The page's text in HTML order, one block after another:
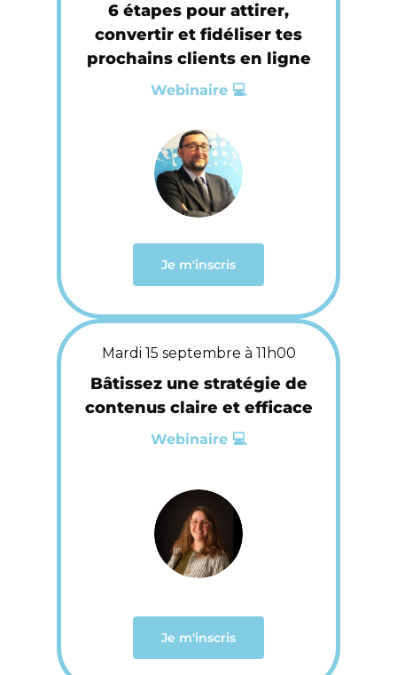
6 étapes pour attirer,
convertir et fidéliser tes
prochains clients en ligne
Webinaire 💻
Je m'inscris
Mardi 15 septembre à 11h00
Bâtissez une stratégie de
contenus claire et efficace
Webinaire 💻
Je m'inscris